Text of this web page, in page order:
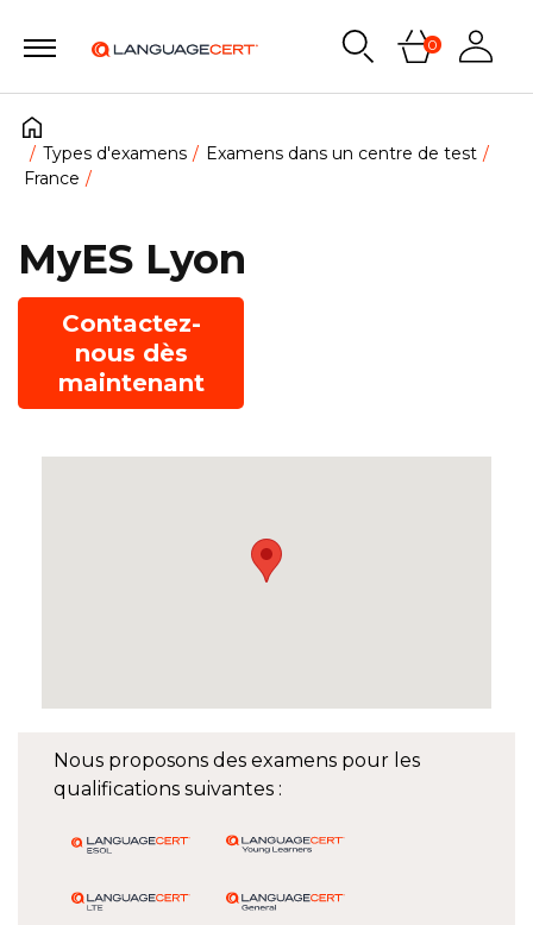
0
Types d'examens
Examens dans un centre de test
France
Nous proposons des examens pour les
qualifications suivantes :
MyES Lyon
Contactez-
nous dès
maintenant